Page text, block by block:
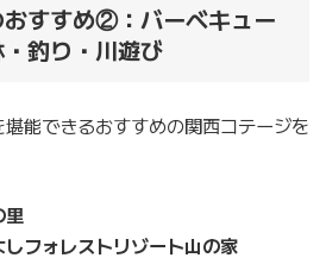
すすめ②：バーベキュー
釣り・川遊び
能できるおすすめの関西コテージを
里
しフォレストリゾート山の家